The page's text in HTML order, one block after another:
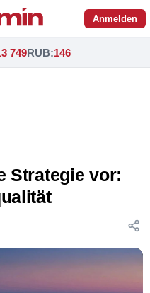
Anmelden
749RUB:146
Strategie vor: